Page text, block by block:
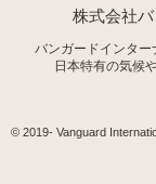
株式会社
バンガードインター
日本特有の気候
© 2019- Vanguard